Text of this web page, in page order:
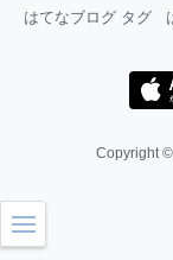
はてなブログ タグ
Copyright